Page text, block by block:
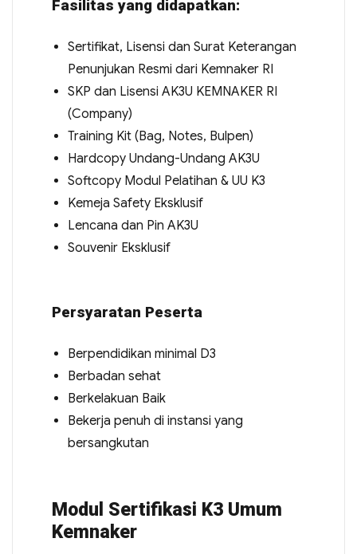
Fasilitas yang didapatkan:
Sertifikat, Lisensi dan Surat Keterangan
Penunjukan Resmi dari Kemnaker RI
SKP dan Lisensi AK3U KEMNAKER RI
(Company)
Training Kit (Bag, Notes, Bulpen)
Hardcopy Undang-Undang AK3U
Softcopy Modul Pelatihan & UU K3
Kemeja Safety Eksklusif
Lencana dan Pin AK3U
Souvenir Eksklusif
Persyaratan Peserta
Berpendidikan minimal D3
Berbadan sehat
Berkelakuan Baik
Bekerja penuh di instansi yang
bersangkutan
Modul Sertifikasi K3 Umum
Kemnaker